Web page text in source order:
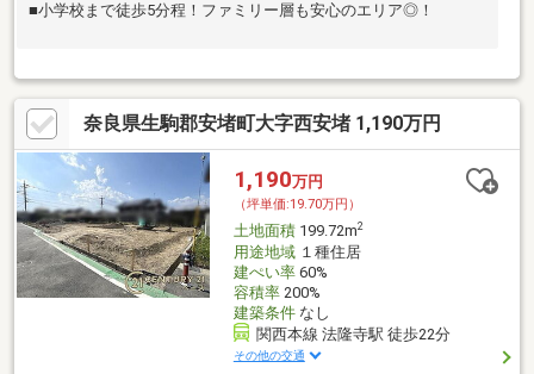
■小学校まで徒歩5分程！ファミリー層も安心のエリア◎！
奈良県生駒郡安堵町大字西安堵 1,190万円
1,190万円
（坪単価:19.70万円）
土地面積199.72m2
用途地域１種住居
建ぺい率60%
容積率200%
建築条件なし
関西本線 法隆寺駅 徒歩22分
その他の交通